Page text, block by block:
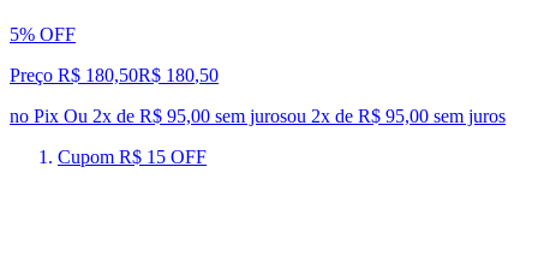
5% OFF
Preço R$ 180,50R$ 180,50
no Pix Ou 2x de R$ 95,00 sem jurosou 2x de R$ 95,00 sem juros
Cupom R$ 15 OFF